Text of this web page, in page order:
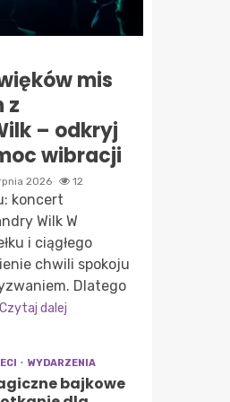
mis
z
– odkryj
wibracji
2026 12
koncert
Wilk W
i ciągłego
chwili spokoju
Dlatego
Czytaj dalej
WYDARZENIA
bajkowe